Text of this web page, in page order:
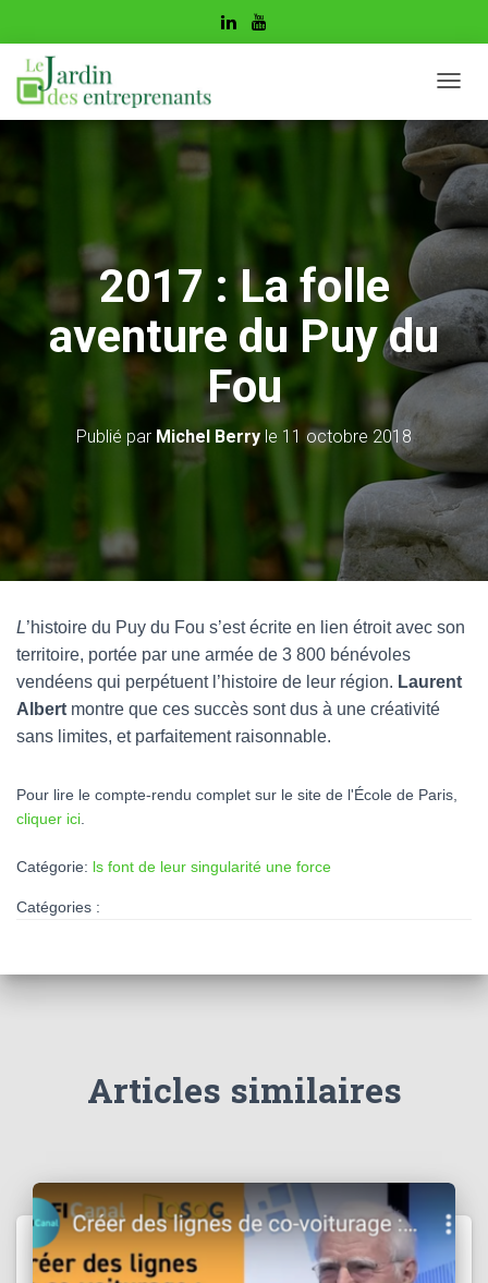
É
L
I
E
R
V
G
O
N
2017 : La folle
aventure du Puy du
Fou
Publié par Michel Berry le 11 octobre 2018
L’histoire du Puy du Fou s’est écrite en lien étroit avec son
territoire, portée par une armée de 3 800 bénévoles
vendéens qui perpétuent l’histoire de leur région. Laurent
Albert montre que ces succès sont dus à une créativité
sans limites, et parfaitement raisonnable.
Pour lire le compte-rendu complet sur le site de l'École de Paris,
cliquer ici
Catégorie: ls font de leur singularité une force
Catégories :
Articles similaires